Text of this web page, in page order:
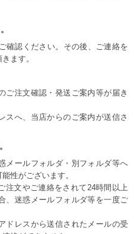
確認ください。その後、ご連絡を
ます。
ご注文確認・発送ご案内等が届き
スへ、当店からのご案内が送信さ
メールフォルダ・別フォルダ等へ
性がございます。
注文やご連絡をされて24時間以上
、迷惑メールフォルダ等を一度ご
ドレスから送信されたメールの受